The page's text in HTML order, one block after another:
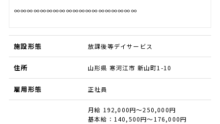
∞∞∞∞∞∞∞∞∞∞∞∞∞∞∞∞∞∞∞
施設形態 放課後等デイサービス
住所 山形県 寒河江市 新山町1-10
雇用形態 正社員
月給 192,000円～250,000円
基本給：140,500円～176,000円